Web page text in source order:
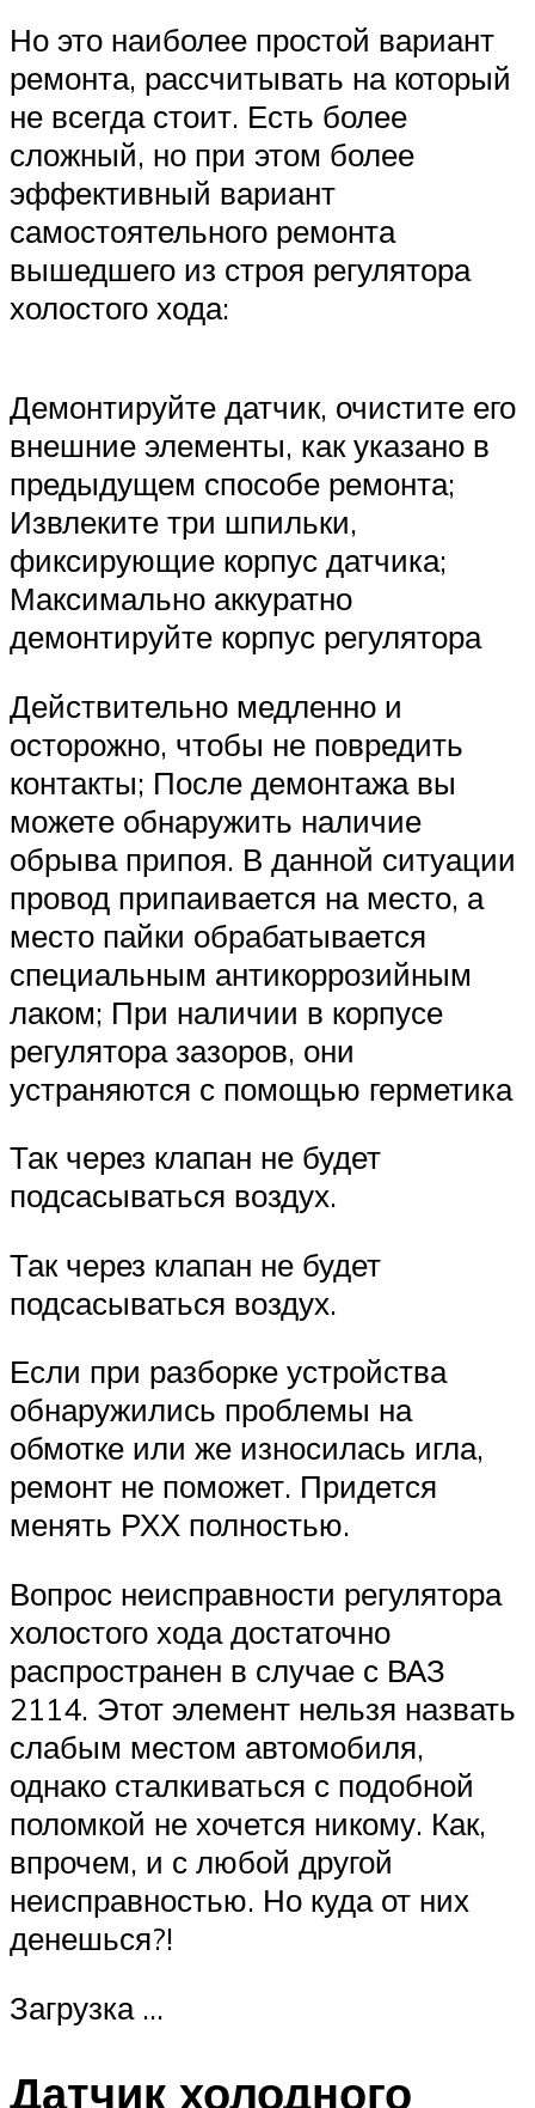
Но это наиболее простой вариант
ремонта, рассчитывать на который
не всегда стоит. Есть более
сложный, но при этом более
эффективный вариант
самостоятельного ремонта
вышедшего из строя регулятора
холостого хода:
Демонтируйте датчик, очистите его
внешние элементы, как указано в
предыдущем способе ремонта;
Извлеките три шпильки,
фиксирующие корпус датчика;
Максимально аккуратно
демонтируйте корпус регулятора
Действительно медленно и
осторожно, чтобы не повредить
контакты; После демонтажа вы
можете обнаружить наличие
обрыва припоя. В данной ситуации
провод припаивается на место, а
место пайки обрабатывается
специальным антикоррозийным
лаком; При наличии в корпусе
регулятора зазоров, они
устраняются с помощью герметика
Так через клапан не будет
подсасываться воздух.
Так через клапан не будет
подсасываться воздух.
Если при разборке устройства
обнаружились проблемы на
обмотке или же износилась игла,
ремонт не поможет. Придется
менять РХХ полностью.
Вопрос неисправности регулятора
холостого хода достаточно
распространен в случае с ВАЗ
2114. Этот элемент нельзя назвать
слабым местом автомобиля,
однако сталкиваться с подобной
поломкой не хочется никому. Как,
впрочем, и с любой другой
неисправностью. Но куда от них
денешься?!
Загрузка …
Датчик холодного